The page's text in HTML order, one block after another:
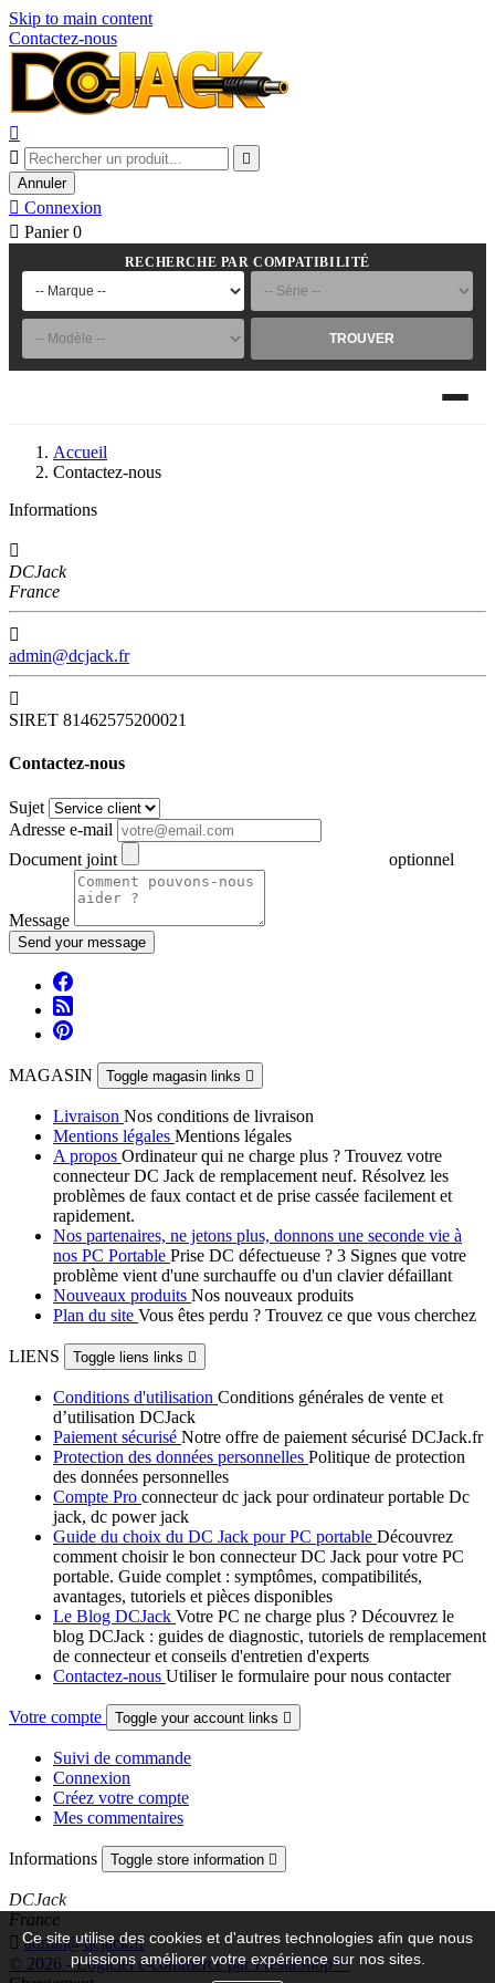
Skip to main content
Contactez-nous



Annuler
 Connexion
 Panier 0
RECHERCHE PAR COMPATIBILITÉ
TROUVER
Accueil
Contactez-nous
Informations

DCJack
France

admin@dcjack.fr

SIRET 81462575200021
Contactez-nous
Sujet
Adresse e-mail
Document joint
optionnel
Message
Send your message
MAGASIN Toggle magasin links 
Livraison Nos conditions de livraison
Mentions légales Mentions légales
A propos Ordinateur qui ne charge plus ? Trouvez votre
connecteur DC Jack de remplacement neuf. Résolvez les
problèmes de faux contact et de prise cassée facilement et
rapidement.
Nos partenaires, ne jetons plus, donnons une seconde vie à
nos PC Portable Prise DC défectueuse ? 3 Signes que votre
problème vient d'une surchauffe ou d'un clavier défaillant
Nouveaux produits Nos nouveaux produits
Plan du site Vous êtes perdu ? Trouvez ce que vous cherchez
LIENS Toggle liens links 
Conditions d'utilisation Conditions générales de vente et
d’utilisation DCJack
Paiement sécurisé Notre offre de paiement sécurisé DCJack.fr
Protection des données personnelles Politique de protection
des données personnelles
Compte Pro connecteur dc jack pour ordinateur portable Dc
jack, dc power jack
Guide du choix du DC Jack pour PC portable Découvrez
comment choisir le bon connecteur DC Jack pour votre PC
portable. Guide complet : symptômes, compatibilités,
avantages, tutoriels et pièces disponibles
Le Blog DCJack Votre PC ne charge plus ? Découvrez le
blog DCJack : guides de diagnostic, tutoriels de remplacement
de connecteur et conseils d'entretien d'experts
Contactez-nous Utiliser le formulaire pour nous contacter
Votre compte Toggle your account links 
Suivi de commande
Connexion
Créez votre compte
Mes commentaires
Informations Toggle store information 
DCJack
France
 admin@dcjack.fr
Ce site utilise des cookies et d'autres technologies afin que nous
puissions améliorer votre expérience sur nos sites.
© 2026 - Logiciel e-commerce par PrestaShop™